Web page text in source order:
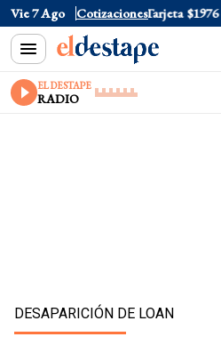
Vie 7 Ago Cotizaciones
$1520 Dólar Tarjeta $1976
EL DESTAPE
RADIO
DESAPARICIÓN DE LOAN